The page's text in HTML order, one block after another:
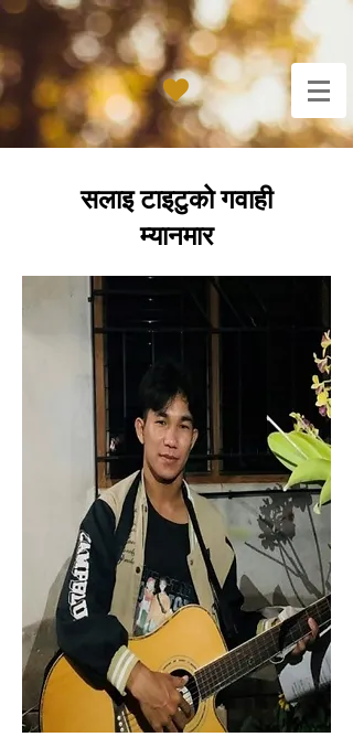
सलाइ टाइटुको गवाही
म्यानमार